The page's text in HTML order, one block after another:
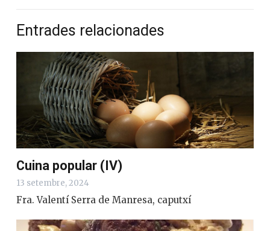
Entrades relacionades
Cuina popular (IV)
13 setembre, 2024
Fra. Valentí Serra de Manresa, caputxí